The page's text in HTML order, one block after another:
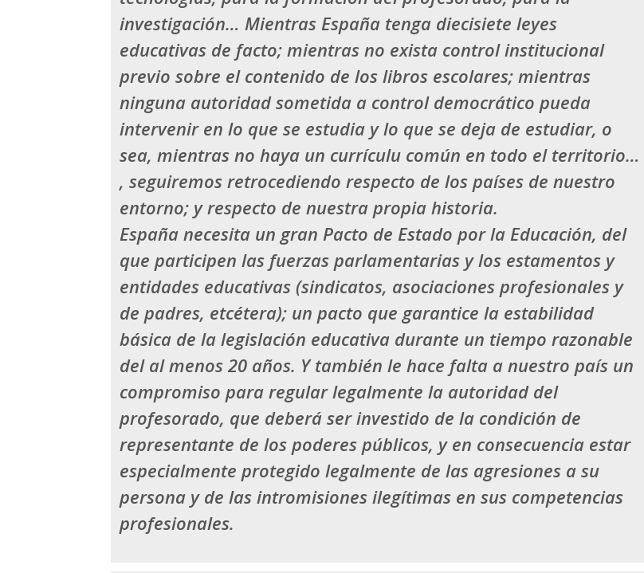
investigación…Mientras España tenga diecisiete leyes
educativas de facto; mientras no exista control institucional
previo sobre el contenido de los libros escolares; mientras
ninguna autoridadsometida a control democráticopueda
intervenir en lo que se estudia y lo que se deja de estudiar, o
sea, mientras no haya un currículu común en todo el territorio…
,seguiremos retrocediendo respecto de los países de nuestro
entorno; y respecto de nuestra propia historia.
España necesita un gran Pacto de Estado por la Educación, del
que participen las fuerzas parlamentarias y los estamentos y
entidades educativas (sindicatos, asociaciones profesionales y
de padres, etcétera); un pacto que garantice la estabilidad
básica de la legislación educativa durante un tiempo razonable
del al menos 20 años. Y también le hace falta a nuestro país un
compromiso para regular legalmente la autoridad del
profesorado, que deberá ser investido de la condición de
representante de los poderes públicos, y en consecuencia estar
especialmente protegido legalmente de las agresiones a su
persona y de las intromisiones ilegítimas en sus competencias
profesionales.